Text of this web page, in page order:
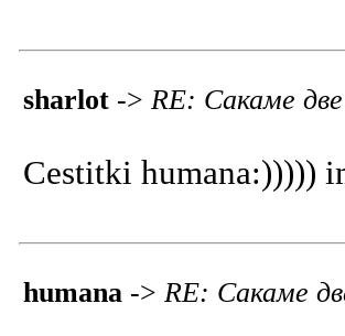
sharlot -> RE: Сакаме
Cestitki humana:)))))
humana -> RE: Сакаме